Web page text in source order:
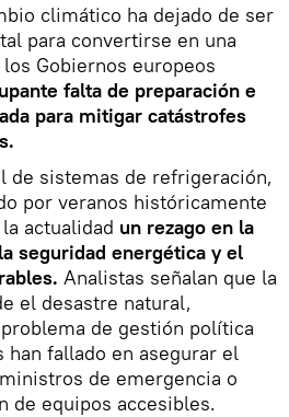
climático ha dejado de ser
para convertirse en una
Gobiernos europeos
falta de preparación e
para mitigar catástrofes
de sistemas de refrigeración,
por veranos históricamente
actualidad un rezago en la
seguridad energética y el
Analistas señalan que la
el desastre natural,
de gestión política
han fallado en asegurar el
de emergencia o
de equipos accesibles.